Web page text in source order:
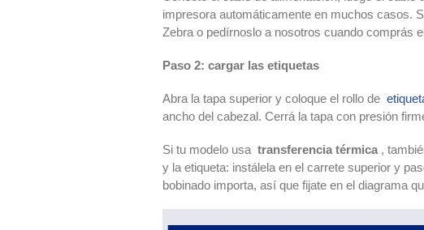
impresora automáticamente en muchos casos.
Zebra o pedírnoslo a nosotros cuando comprás
Paso 2: cargar las etiquetas
Abra la tapa superior y coloque el rollo de
ancho del cabezal. Cerrá la tapa con presión
Si tu modelo usa transferencia térmica ,
y la etiqueta: instálela en el carrete superior y
bobinado importa, así que fijate en el diagrama